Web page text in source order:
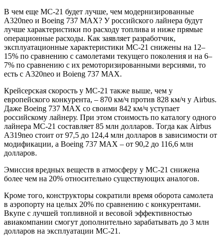
В чем еще МС-21 будет лучше, чем модернизированные
А320neo и Boeing 737 MAX? У российского лайнера будут
лучше характеристики по расходу топлива и ниже прямые
операционные расходы. Как заявляет разработчик,
эксплуатационные характеристики МС-21 снижены на 12–
15% по сравнению с самолетами текущего поколения и на 6–
7% по сравнению с их ремоторизированными версиями, то
есть с A320neo и Boieng 737 MAX.
Крейсерская скорость у МС-21 также выше, чем у
европейского конкурента, – 870 км/ч против 828 км/ч у Airbus.
Даже Boeing 737 MAX со своими 842 км/ч уступает
российскому лайнеру. При этом стоимость по каталогу одного
лайнера МС-21 составляет 85 млн долларов. Тогда как Airbus
A319neo стоит от 97,5 до 124,4 млн долларов в зависимости от
модификации, а Boeing 737 MAX – от 90,2 до 116,6 млн
долларов.
Эмиссия вредных веществ в атмосферу у МС-21 снижена
более чем на 20% относительно существующих аналогов.
Кроме того, конструкторы сократили время оборота самолета
в аэропорту на целых 20% по сравнению с конкурентами.
Вкупе с лучшей топливной и весовой эффективностью
авиакомпании смогут дополнительно зарабатывать до 3 млн
долларов на эксплуатации МС-21.